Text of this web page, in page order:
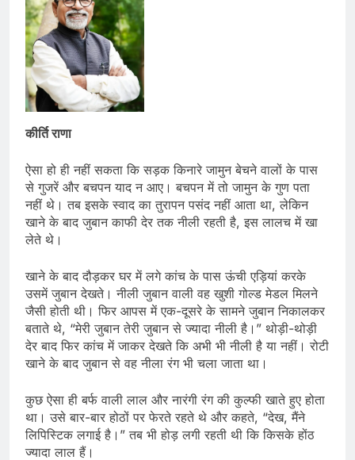
कीर्ति राणा
ऐसा हो ही नहीं सकता कि सड़क किनारे जामुन बेचने वालों के पास
से गुजरें और बचपन याद न आए। बचपन में तो जामुन के गुण पता
नहीं थे। तब इसके स्वाद का तुरापन पसंद नहीं आता था, लेकिन
खाने के बाद जुबान काफी देर तक नीली रहती है, इस लालच में खा
लेते थे।
खाने के बाद दौड़कर घर में लगे कांच के पास ऊंची एड़ियां करके
उसमें जुबान देखते। नीली जुबान वाली वह खुशी गोल्ड मेडल मिलने
जैसी होती थी। फिर आपस में एक-दूसरे के सामने जुबान निकालकर
बताते थे, “मेरी जुबान तेरी जुबान से ज्यादा नीली है।” थोड़ी-थोड़ी
देर बाद फिर कांच में जाकर देखते कि अभी भी नीली है या नहीं। रोटी
खाने के बाद जुबान से वह नीला रंग भी चला जाता था।
कुछ ऐसा ही बर्फ वाली लाल और नारंगी रंग की कुल्फी खाते हुए होता
था। उसे बार-बार होठों पर फेरते रहते थे और कहते, “देख, मैंने
लिपिस्टिक लगाई है।” तब भी होड़ लगी रहती थी कि किसके होंठ
ज्यादा लाल हैं।